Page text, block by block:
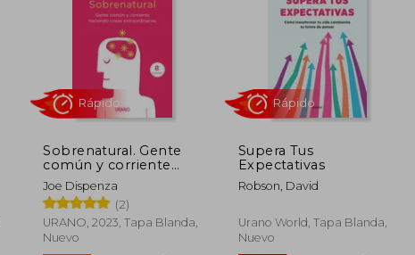
S/ 119,50 55% S/ 155,57 55%
Sobrenatural. Gente
común y corriente
haciendo cosas
extraordinarias
Joe Dispenza
(2)
URANO, 2023, Tapa Blanda,
Nuevo
Supera Tus
Expectativas
Robson, David
Urano World, Tapa Blanda,
Nuevo